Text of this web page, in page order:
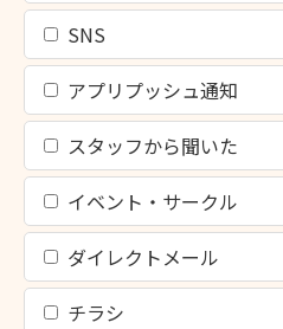
SNS
アプリプッシュ通知
スタッフから聞いた
イベント・サークル
ダイレクトメール
チラシ